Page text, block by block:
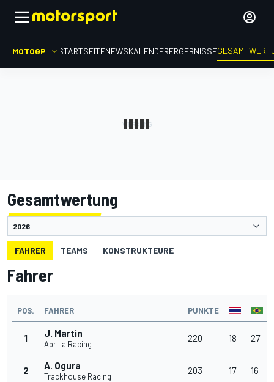
MOTOGP STARTSEITENEWSKALENDERERGEBNISSE
Gesamtwertung
FAHRER TEAMS KONSTRUKTEURE
Fahrer
POS. FAHRER PUNKTE
1 J. Martin
Aprilia Racing
220 18 27
2 A. Ogura
Trackhouse Racing
203 17 16